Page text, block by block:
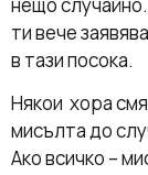
ти вече
в тази посока.
Някои хора
мисълта до
Ако всичко –